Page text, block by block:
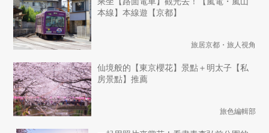
本線】本線遊【京都】
旅居京都・旅人視角
仙境般的【東京櫻花】景點＋明太子【私
房景點】推薦
旅色編輯部